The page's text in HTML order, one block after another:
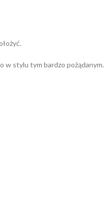
w stylu tym bardzo pożądanym.